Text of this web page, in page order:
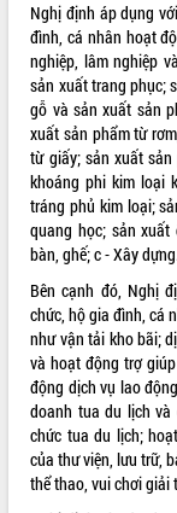
VIDEO
Không có file video nào
ALBUM ẢNH
Nghị định áp dụng
đình, cá nhân hoạt
nghiệp, lâm nghiệp
sản xuất trang phục;
gỗ và sản xuất sản
xuất sản phẩm từ
từ giấy; sản xuất
khoáng phi kim loại
tráng phủ kim loại;
quang học; sản
bàn, ghế; c - Xây
Bên cạnh đó, Nghị
chức, hộ gia đình, cá
như vận tải kho bãi;
và hoạt động trợ
động dịch vụ lao
doanh tua du lịch
chức tua du lịch;
của thư viện, lưu trữ,
thể thao, vui chơi giải